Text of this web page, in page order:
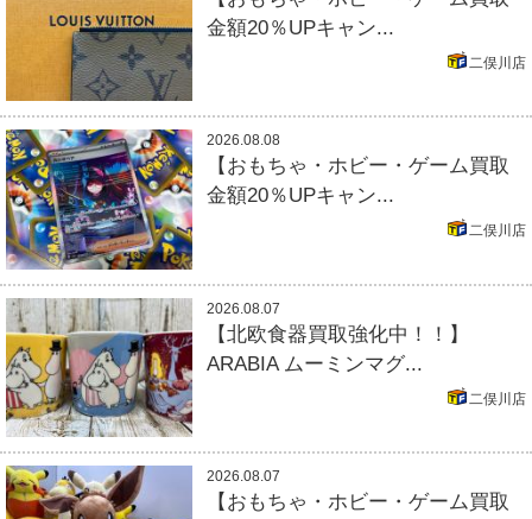
金額20％UPキャン...
二俣川店
2026.08.08
【おもちゃ・ホビー・ゲーム買取
金額20％UPキャン...
二俣川店
2026.08.07
【北欧食器買取強化中！！】
ARABIA ムーミンマグ...
二俣川店
2026.08.07
【おもちゃ・ホビー・ゲーム買取